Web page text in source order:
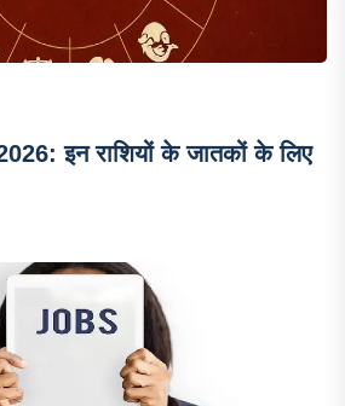
इन राशियों के जातकों के लिए